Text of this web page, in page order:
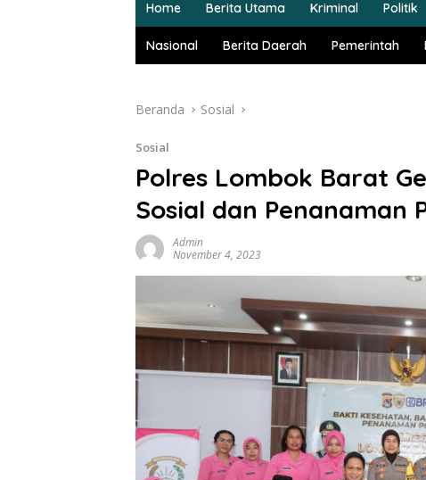
Home Berita Utama Kriminal Politik
Nasional Berita Daerah Pemerintah
Beranda Sosial
Sosial
Polres Lombok Barat
Sosial dan Penanaman
Admin
November 4, 2023